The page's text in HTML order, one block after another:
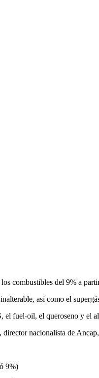
combustibles del 9% a
así como el
el fuel-oil, el queroseno y el
nacionalista de
9%)